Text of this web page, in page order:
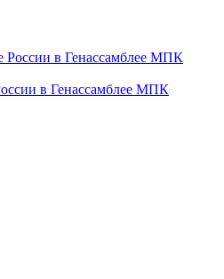
в Генассамблее МПК